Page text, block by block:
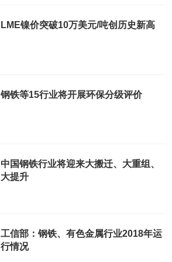
LME镍价突破10万美元/吨创历史新高
钢铁等15行业将开展环保分级评价
中国钢铁行业将迎来大搬迁、大重组、
大提升
工信部：钢铁、有色金属行业2018年运
行情况